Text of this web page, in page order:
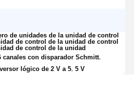
de unidades de la unidad de control
de control de la unidad de control
de control de la unidad
canales con disparador Schmitt
lógico de 2 V a 5 ,5 V